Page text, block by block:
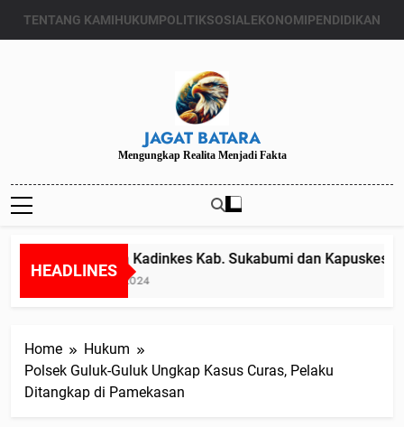
TENTANG KAMIHUKUMPOLITIKSOSIALEKONOMIPENDIDIKAN
JAGAT BATARA
Mengungkap Realita Menjadi Fakta
HEADLINES
Diduga Kadinkes Kab. Sukabumi dan
Juli 24, 2024
Home
Hukum
Polsek Guluk-Guluk Ungkap Kasus Curas, Pelaku
Ditangkap di Pamekasan